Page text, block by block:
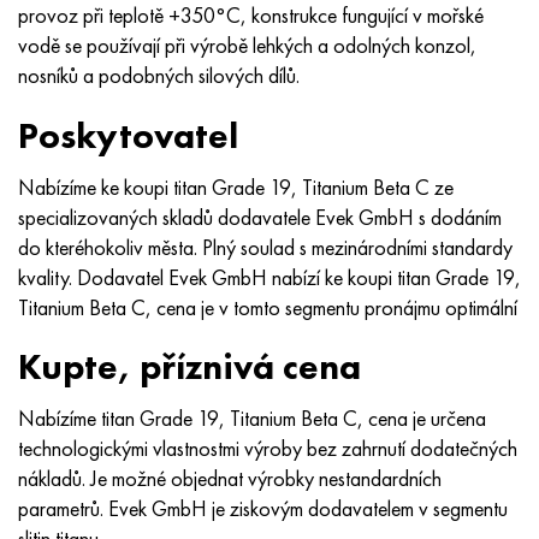
provoz při teplotě +350°C, konstrukce fungující v mořské
vodě se používají při výrobě lehkých a odolných konzol,
nosníků a podobných silových dílů.
Poskytovatel
Nabízíme ke koupi titan Grade 19, Titanium Beta C ze
specializovaných skladů dodavatele Evek GmbH s dodáním
do kteréhokoliv města. Plný soulad s mezinárodními standardy
kvality. Dodavatel Evek GmbH nabízí ke koupi titan Grade 19,
Titanium Beta C, cena je v tomto segmentu pronájmu optimální
Kupte, příznivá cena
Nabízíme titan Grade 19, Titanium Beta C, cena je určena
technologickými vlastnostmi výroby bez zahrnutí dodatečných
nákladů. Je možné objednat výrobky nestandardních
parametrů. Evek GmbH je ziskovým dodavatelem v segmentu
MP159
Multimet n155
Nicrofer 5923 hMo
Nicrofer 6030
Nitronik 40
Nitronik 50
Nitronic 60
Nitronik 75
Nimonic 80a
56DGNH
68NKhVKTYu
79NM, Magnifer 7904
80NM
80NMV-VI
80 NHS
81HMA
Druhy přesných slitin
Termobimetaly
HN73MBTYu
XN70YU
HN75 MBTYu
XN75TBYu
XN77TYu
XN77TYUR
HN78Т
HN80TBY
N65M, EP982
5B
TL5
V 6
TS-6
14 titan
SP -17
40 titan
1.4567 - AISI 304Cu
1,4570-aisi303Cu
1.4574 - Slitina PH 15-7 Mo®
1.4580 - AISI 316Cb
1,4597 - AISI 204Cu
Slitina 28 - 1,4563
Slitina 31 - 1,4562
Alloy 254smo® - 1,4547
Slitina 926 - 1,4529
15X16H2AM
18X11MNFB
18X12VMBFR
20X12VNMF
20H3MMF
21NKMT
37X12N8G8MFB
40X10X2M
40Х9С2
30X, AISI 5130, 30h
30hgs, 30hgs
30hgsa, 30hgsa
30hgsn2a, 30hgsna
30xn2ma, 30CrNiMo8
30хн3а, 31nicr14
34khn3ma, 36NiCrMo16, 35NiCrMo16
35hgs, 35hgs
35hgsa, 35hgsa